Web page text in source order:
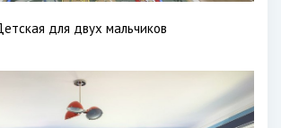
для двух мальчиков